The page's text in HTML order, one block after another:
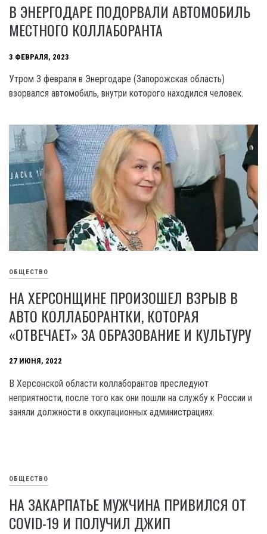
В ЭНЕРГОДАРЕ ПОДОРВАЛИ АВТОМОБИЛЬ
МЕСТНОГО КОЛЛАБОРАНТА
3 ФЕВРАЛЯ, 2023
Утром 3 февраля в Энергодаре (Запорожская область)
взорвался автомобиль, внутри которого находился человек.
ОБЩЕСТВО
НА ХЕРСОНЩИНЕ ПРОИЗОШЕЛ ВЗРЫВ В
АВТО КОЛЛАБОРАНТКИ, КОТОРАЯ
«ОТВЕЧАЕТ» ЗА ОБРАЗОВАНИЕ И КУЛЬТУРУ
27 ИЮНЯ, 2022
В Херсонской области коллаборантов преследуют
неприятности, после того как они пошли на службу к России и
заняли должности в оккупационных администрациях.
ОБЩЕСТВО
НА ЗАКАРПАТЬЕ МУЖЧИНА ПРИВИЛСЯ ОТ
COVID-19 И ПОЛУЧИЛ ДЖИП